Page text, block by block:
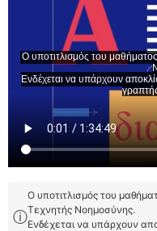
ⓘ
Ο υποτιτλισμός του
Τεχνητής Νοημοσύνης.
Ενδέχεται να υπάρχουν